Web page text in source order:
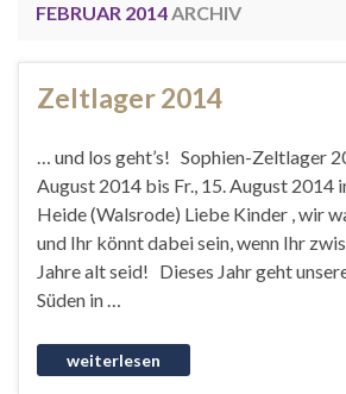
FEBRUAR 2014ARCHIV
Zeltlager 2014
… und los geht’s! Sophien-Zeltlager
August 2014 bis Fr., 15. August 2014
Heide (Walsrode) Liebe Kinder , wir
und Ihr könnt dabei sein, wenn Ihr
Jahre alt seid! Dieses Jahr geht
Süden in …